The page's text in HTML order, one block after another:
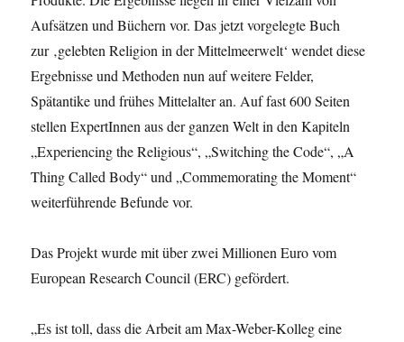
Aufsätzen und Büchern vor. Das jetzt vorgelegte Buch
zur ‚gelebten Religion in der Mittelmeerwelt‘ wendet diese
Ergebnisse und Methoden nun auf weitere Felder,
Spätantike und frühes Mittelalter an. Auf fast 600 Seiten
stellen ExpertInnen aus der ganzen Welt in den Kapiteln
„Experiencing the Religious“, „Switching the Code“, „A
Thing Called Body“ und „Commemorating the Moment“
weiterführende Befunde vor.
Das Projekt wurde mit über zwei Millionen Euro vom
European Research Council (ERC) gefördert.
„Es ist toll, dass die Arbeit am Max-Weber-Kolleg eine